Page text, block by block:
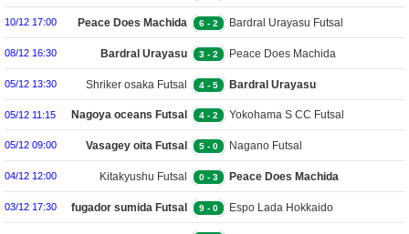
10/12 17:00 Peace Does Machida
Futsal
6 - 2 Bardral Urayasu Futsal
08/12 16:30 Bardral Urayasu
Futsal
3 - 2 Peace Does Machida
Futsal
05/12 13:30 Shriker osaka Futsal 4 - 5 Bardral Urayasu
Futsal
05/12 11:15 Nagoya oceans Futsal 4 - 2 Yokohama S CC Futsal
05/12 09:00 Vasagey oita Futsal 5 - 0 Nagano Futsal
04/12 12:00 Kitakyushu Futsal 0 - 3 Peace Does Machida
Futsal
03/12 17:30 fugador sumida Futsal 9 - 0 Espo Lada Hokkaido